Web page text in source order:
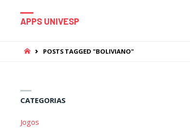
APPS UNIVESP
HOMEPOSTS TAGGED "BOLIVIANO"
CATEGORIAS
Jogos